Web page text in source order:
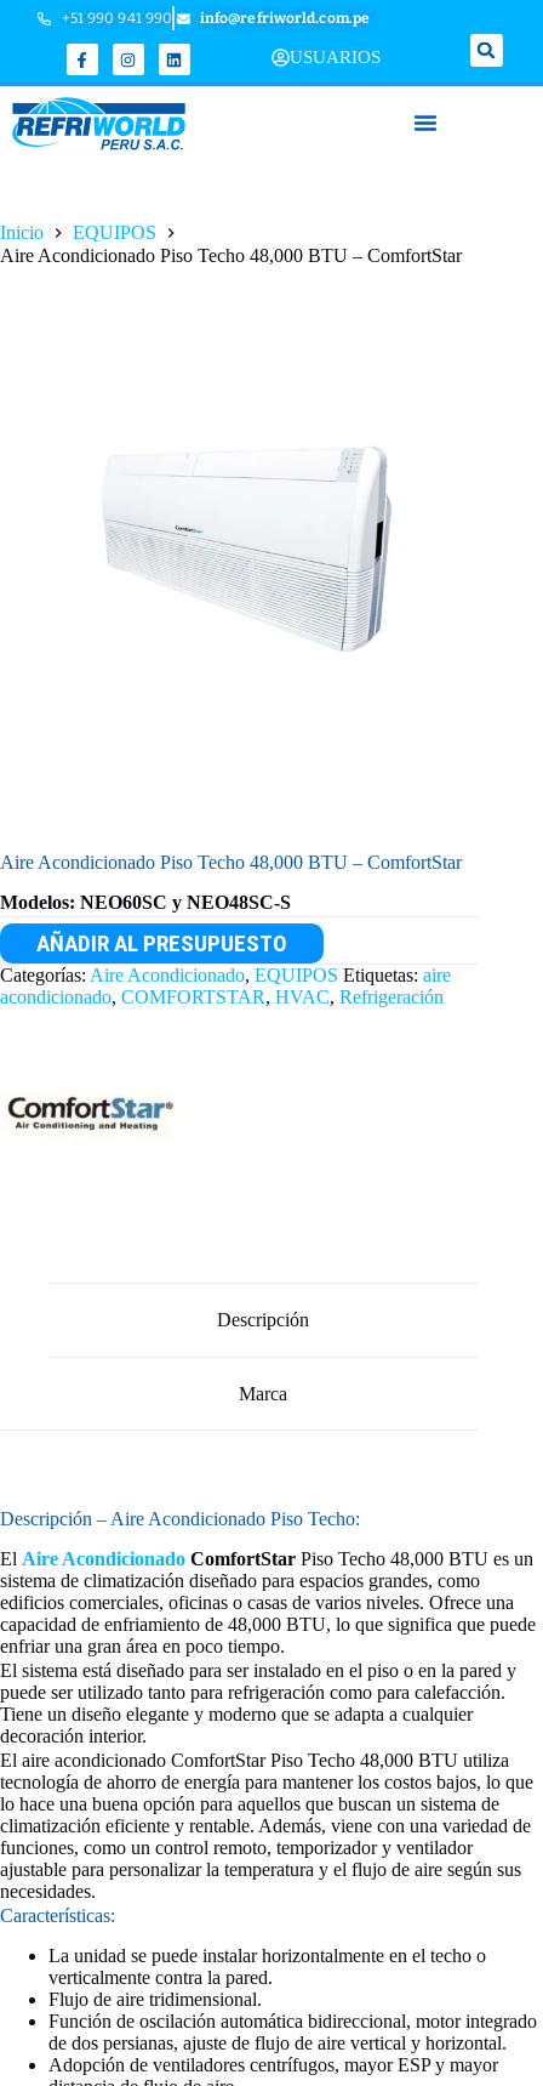
+51 990 941 990 info@refriworld.com.pe
USUARIOS
Inicio
EQUIPOS
Aire Acondicionado Piso Techo 48,000 BTU – ComfortStar
Aire Acondicionado Piso Techo 48,000 BTU – ComfortStar
Modelos: NEO60SC y NEO48SC-S
AÑADIR AL PRESUPUESTO
Categorías: Aire Acondicionado, EQUIPOS Etiquetas: aire
acondicionado, COMFORTSTAR, HVAC, Refrigeración
Descripción
Marca
Descripción – Aire Acondicionado Piso Techo:
El Aire Acondicionado ComfortStar Piso Techo 48,000 BTU es un
sistema de climatización diseñado para espacios grandes, como
edificios comerciales, oficinas o casas de varios niveles. Ofrece una
capacidad de enfriamiento de 48,000 BTU, lo que significa que puede
enfriar una gran área en poco tiempo.
El sistema está diseñado para ser instalado en el piso o en la pared y
puede ser utilizado tanto para refrigeración como para calefacción.
Tiene un diseño elegante y moderno que se adapta a cualquier
decoración interior.
El aire acondicionado ComfortStar Piso Techo 48,000 BTU utiliza
tecnología de ahorro de energía para mantener los costos bajos, lo que
lo hace una buena opción para aquellos que buscan un sistema de
climatización eficiente y rentable. Además, viene con una variedad de
funciones, como un control remoto, temporizador y ventilador
ajustable para personalizar la temperatura y el flujo de aire según sus
necesidades.
Características:
La unidad se puede instalar horizontalmente en el techo o
verticalmente contra la pared.
Flujo de aire tridimensional.
Función de oscilación automática bidireccional, motor integrado
de dos persianas, ajuste de flujo de aire vertical y horizontal.
Adopción de ventiladores centrífugos, mayor ESP y mayor